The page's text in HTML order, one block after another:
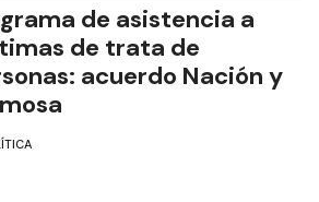
de asistencia a
de trata de
acuerdo Nación y